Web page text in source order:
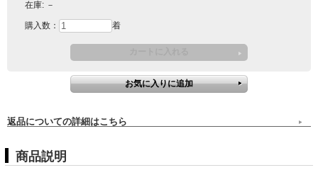
在庫: －
購入数： 着
返品についての詳細はこちら
商品説明